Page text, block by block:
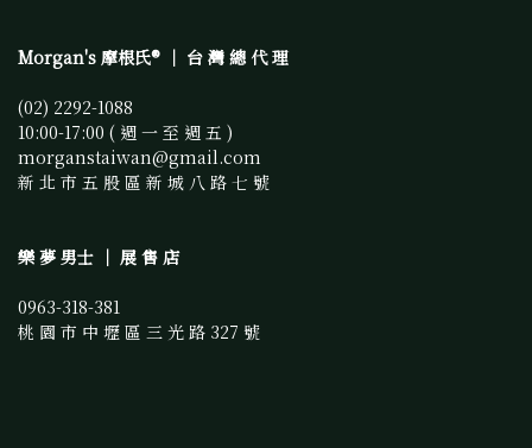
Morgan's 摩根氏® ｜ 台 灣 總 代 理
(02) 2292-1088
10:00-17:00 ( 週 一 至 週 五 )
morganstaiwan@gmail.com
新 北 市 五 股 區 新 城 八 路 七 號
樂 夢 男士 ｜ 展 售 店
0963-318-381
桃 園 市 中 壢 區 三 光 路 327 號